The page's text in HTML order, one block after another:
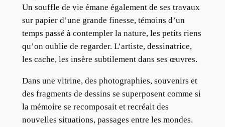
Un souffle de vie émane également de ses travaux
sur papier d’une grande finesse, témoins d’un
temps passé à contempler la nature, les petits riens
qu’on oublie de regarder. L’artiste, dessinatrice,
les cache, les insère subtilement dans ses œuvres.
Dans une vitrine, des photographies, souvenirs et
des fragments de dessins se superposent comme si
la mémoire se recomposait et recréait des
nouvelles situations, passages entre les mondes.